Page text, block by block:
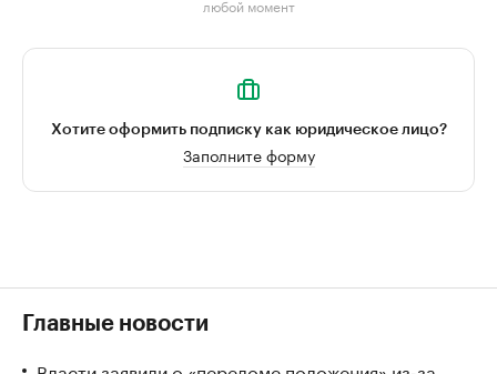
любой момент
Хотите оформить подписку как юридическое лицо?
Заполните форму
Главные новости